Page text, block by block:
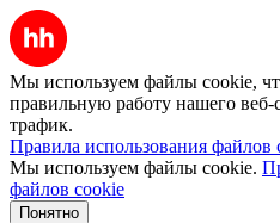
Мы используем файлы cookie,
правильную работу нашего веб-
трафик.
Правила использования файлов
Мы используем файлы cookie.
файлов cookie
Понятно